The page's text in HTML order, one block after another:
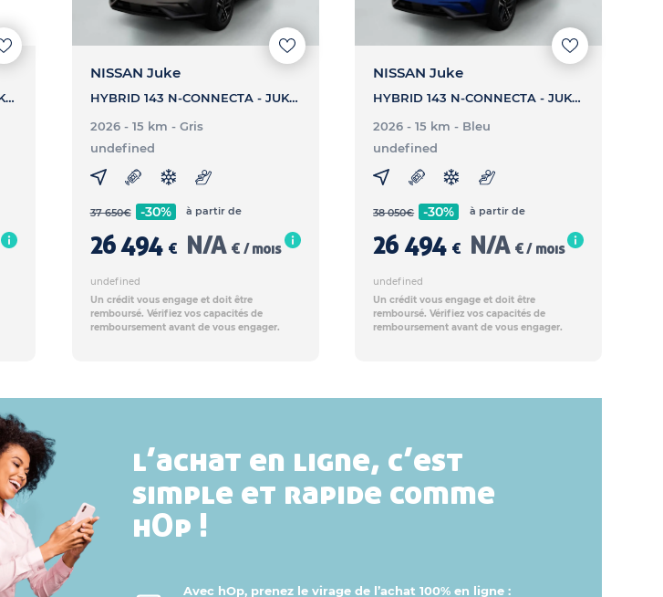
HYBRID 143 N-CONNECTA - JUKE HYBRID 143 N-CONNECTA
NISSAN Juke
HYBRID 143 N-CONNECTA - JUKE HYBRID 143 N-CONNECTA
2026 - 15 km - Gris
undefined
37 650€ -30%
26 494 €
à partir de
N/A € / mois
undefined
Un crédit vous engage et doit être
remboursé. Vérifiez vos capacités de
remboursement avant de vous engager.
NISSAN Juke
HYBRID 143 N-CONNECTA - JUKE HYBRID 143 N-CONNECTA
2026 - 15 km- Bleu
undefined
38 050€ -30%
26 494 €
à partir de
N/A € / mois
undefined
Un crédit vous engage et doit être
remboursé. Vérifiez vos capacités de
remboursement avant de vous engager.
l’achat en ligne, c’est
simple et rapide comme
hOp !
Avec hOp, prenez le virage de l’achat 100% en ligne :